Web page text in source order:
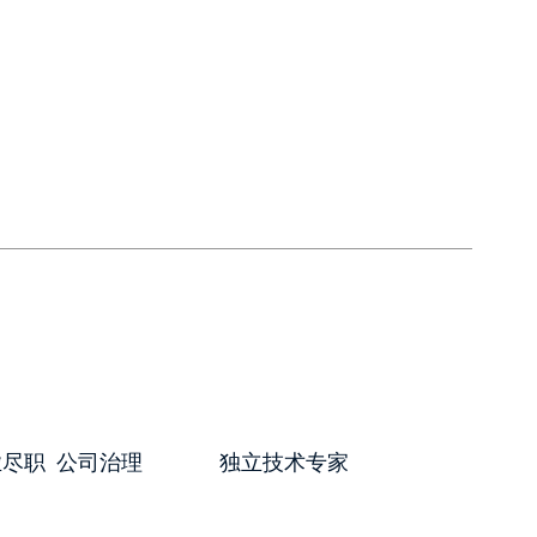
职 公司治理 独立技术专家